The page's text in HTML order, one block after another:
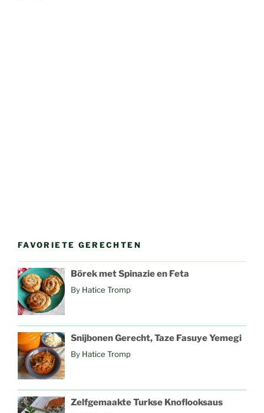
FAVORIETE GERECHTEN
Börek met Spinazie en Feta
By Hatice Tromp
Snijbonen Gerecht, Taze Fasuye Yemegi
By Hatice Tromp
Zelfgemaakte Turkse Knoflooksaus